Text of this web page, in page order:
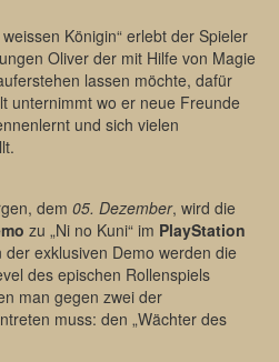
Königin“ erlebt der Spieler
Oliver der mit Hilfe von Magie
lassen möchte, dafür
unternimmt wo er neue Freunde
und sich vielen
dem 05. Dezember, wird die
zu „Ni no Kuni“ im PlayStation
exklusiven Demo werden die
des epischen Rollenspiels
man gegen zwei der
muss: den „Wächter des